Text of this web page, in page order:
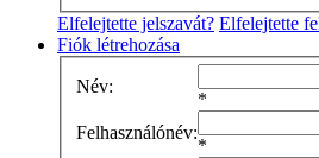
Elfelejtette jelszavát? Elfelejtette
Fiók létrehozása
Név:
*
Felhasználónév:
*